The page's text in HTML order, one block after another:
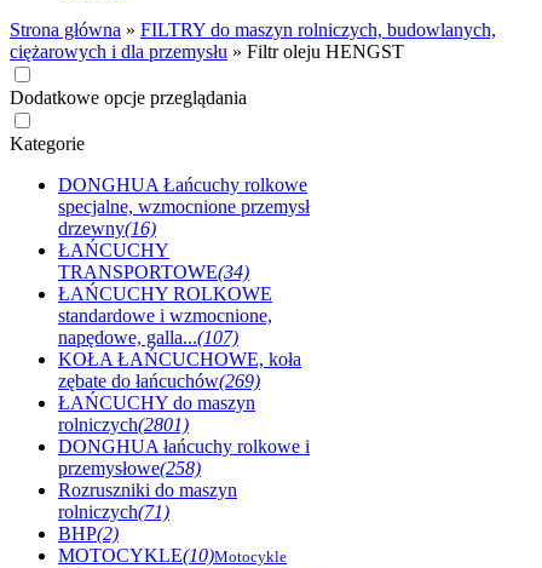
Strona główna » FILTRY do maszyn rolniczych, budowlanych,
ciężarowych i dla przemysłu » Filtr oleju HENGST
Dodatkowe opcje przeglądania
Kategorie
DONGHUA Łańcuchy rolkowe
specjalne, wzmocnione przemysł
drzewny(16)
ŁAŃCUCHY
TRANSPORTOWE(34)
ŁAŃCUCHY ROLKOWE
standardowe i wzmocnione,
napędowe, galla...(107)
KOŁA ŁAŃCUCHOWE, koła
zębate do łańcuchów(269)
ŁAŃCUCHY do maszyn
rolniczych(2801)
DONGHUA łańcuchy rolkowe i
przemysłowe(258)
Rozruszniki do maszyn
rolniczych(71)
BHP(2)
MOTOCYKLE(10)Motocykle